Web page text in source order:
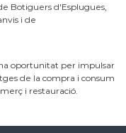
Botiguers d'Esplugues,
i de
oportunitat per impulsar
de la compra i consum
i restauració.